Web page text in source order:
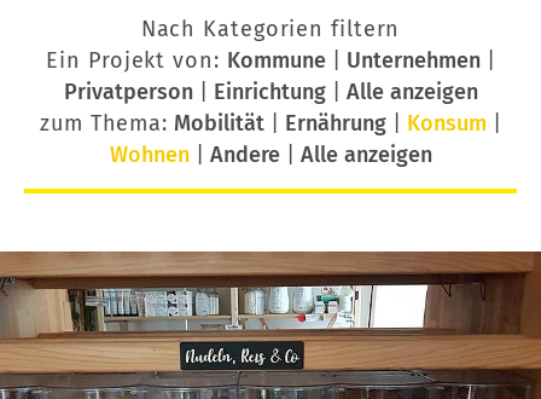
Nach Kategorien filtern
Ein Projekt von: Kommune| Unternehmen|
Privatperson| Einrichtung| Alle anzeigen
zum Thema: Mobilität Ernährung Konsum
Wohnen| Andere| Alle anzeigen